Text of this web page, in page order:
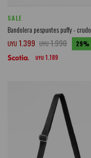
SALE
Bandolera pespuntes puffy - crudo
UYU 1.399 UYU1.990 29
UYU 1.189